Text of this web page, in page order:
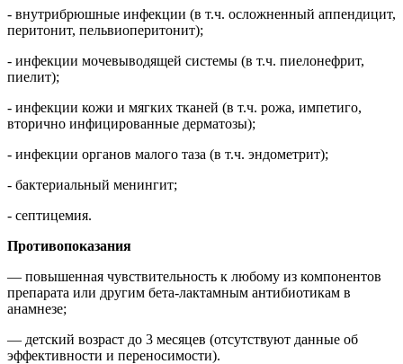
- внутрибрюшные инфекции (в т.ч. осложненный аппендицит,
перитонит, пельвиоперитонит);
- инфекции мочевыводящей системы (в т.ч. пиелонефрит,
пиелит);
- инфекции кожи и мягких тканей (в т.ч. рожа, импетиго,
вторично инфицированные дерматозы);
- инфекции органов малого таза (в т.ч. эндометрит);
- бактериальный менингит;
- септицемия.
Противопоказания
— повышенная чувствительность к любому из компонентов
препарата или другим бета-лактамным антибиотикам в
анамнезе;
— детский возраст до 3 месяцев (отсутствуют данные об
эффективности и переносимости).